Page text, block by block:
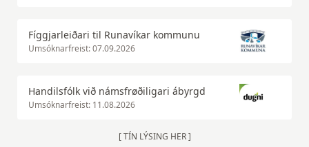
Fíggjarleiðari til Runavíkar kommunu
Umsóknarfreist: 07.09.2026
Handilsfólk við námsfrøðiligari ábyrgd
Umsóknarfreist: 11.08.2026
[ TÍN LÝSING HER ]